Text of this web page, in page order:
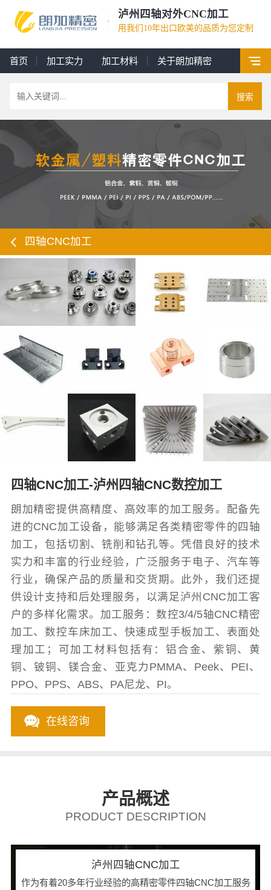
泸州四轴对外CNC加工
用我们10年出口欧美的品质为您定制
首页 加工实力 加工材料 关于朗加精密
搜索
四轴CNC加工
四轴CNC加工-泸州四轴CNC数控加工
朗加精密提供高精度、高效率的加工服务。配备先
进的CNC加工设备，能够满足各类精密零件的四轴
加工，包括切割、铣削和钻孔等。凭借良好的技术
实力和丰富的行业经验，广泛服务于电子、汽车等
行业，确保产品的质量和交货期。此外，我们还提
供设计支持和后处理服务，以满足泸州CNC加工客
户的多样化需求。加工服务：数控3/4/5轴CNC精密
加工、数控车床加工、快速成型手板加工、表面处
理加工；可加工材料包括有：铝合金、紫铜、黄
铜、铍铜、镁合金、亚克力PMMA、Peek、PEI、
PPO、PPS、ABS、PA尼龙、PI。
在线咨询
产品概述
PRODUCT DESCRIPTION
泸州四轴CNC加工
作为有着20多年行业经验的高精密零件四轴CNC加工服务